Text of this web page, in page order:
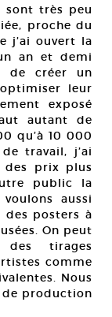
sont très peu
proche du
j’ai ouvert la
an et demi
de créer un
leur
exposé
autant de
qu’à 10 000
travail, j’ai
des prix plus
public la
aussi
posters à
On peut
tirages
comme
Nous
production